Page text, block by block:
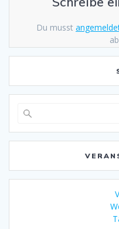
Du musst